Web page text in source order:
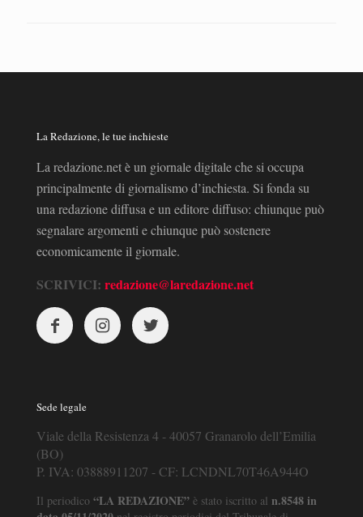
La Redazione, le tue inchieste
La redazione.net è un giornale digitale che si occupa
principalmente di giornalismo d’inchiesta. Si fonda su
una redazione diffusa e un editore diffuso: chiunque può
segnalare argomenti e chiunque può sostenere
economicamente il giornale.
SCRIVICI: redazione@laredazione.net
Sede legale
Viale della Resistenza 4 - 40057 Granarolo dell’Emilia
(BO)
P. IVA: 03888911207 - CF: LCNDNL70T46A944O
Il periodico “LA REDAZIONE” è stato iscritto al n.8548 in